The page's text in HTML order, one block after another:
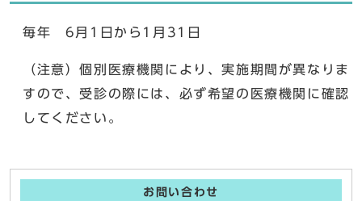
毎年 6月1日から1月31日
（注意）個別医療機関により、実施期間が異なりま
すので、受診の際には、必ず希望の医療機関に確認
してください。
お問い合わせ